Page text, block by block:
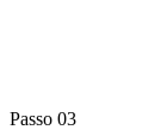
Passo 03